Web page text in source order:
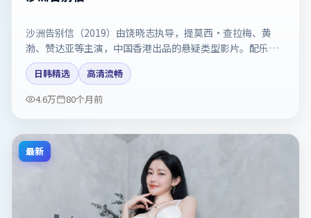
沙洲告别信（2019）由饶晓志执导，提莫西·查拉梅、黄
渤、赞达亚等主演，中国香港出品的悬疑类型影片。配乐与
剪辑强化了宿命感。剧情简介与主创信息可供检索参考，上
映日期以片方资料为准。
日韩精选
高清流畅
4.6万
80个月前
最新